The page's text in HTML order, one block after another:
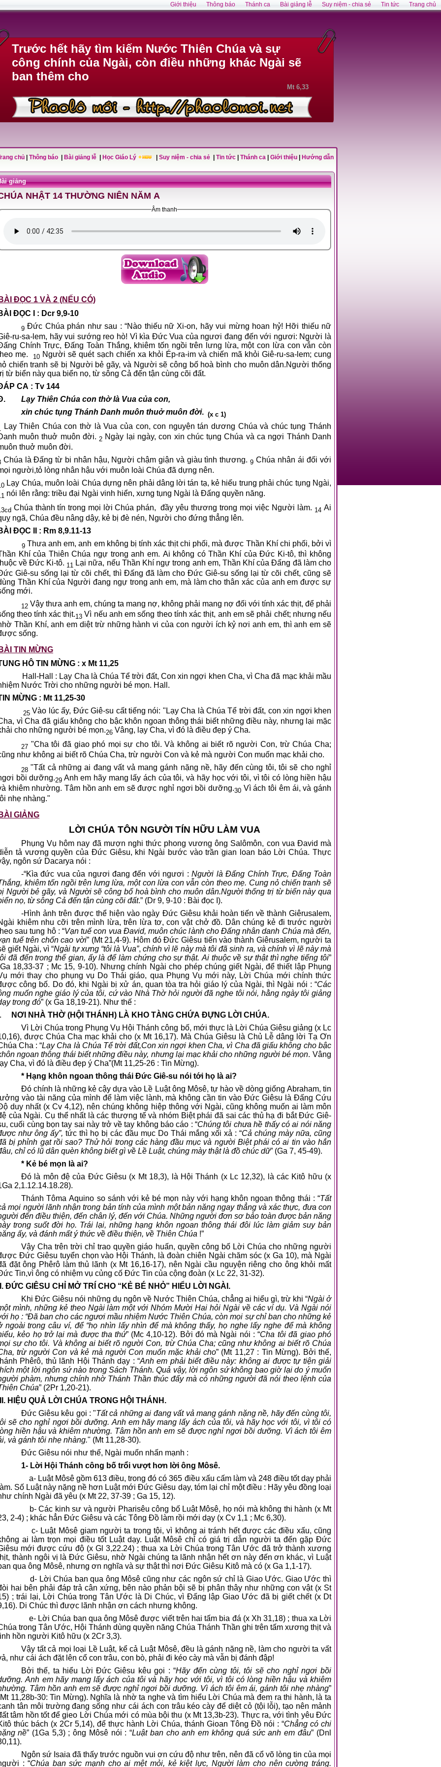
Trước hết hãy tìm kiếm Nước Thiên Chúa và sự
công chính của Ngài, còn điều những khác Ngài sẽ
ban thêm cho
Mt 6,33
chủ Thông báo Bài giảng lễ Học Giáo Lý Suy niệm - chia sẻ Tin tức Thánh ca Giới thiệu Hướng dẫn
giảng
NHẬT 14 THƯỜNG NIÊN NĂM A
Âm thanh
ĐỌC 1 VÀ 2 (NẾU CÓ)
ĐỌC I : Dcr 9,9-10
9 Đức Chúa phán như sau : “Nào thiếu nữ Xi-on, hãy vui mừng hoan hỷ! Hỡi thiếu nữ
ru-sa-lem, hãy vui sướng reo hò! Vì kìa Đức Vua của ngươi đang đến với ngươi: Người là
Chính Trực, Đấng Toàn Thắng, khiêm tốn ngồi trên lưng lừa, một con lừa con vẫn còn
mẹ.
10 Người sẽ quét sạch chiến xa khỏi Ép-ra-im và chiến mã khỏi Giê-ru-sa-lem; cung
chiến tranh sẽ bị Người bẻ gãy, và Người sẽ công bố hoà bình cho muôn dân.Người thống
từ biển này qua biển nọ, từ sông Cả đến tận cùng cõi đất.
CA : Tv 144
Lạy Thiên Chúa con thờ là Vua của con,
xin chúc tụng Thánh Danh muôn thuở muôn đời. (x c 1)
Lạy Thiên Chúa con thờ là Vua của con, con nguyện tán dương Chúa và chúc tụng Thánh
muôn thuở muôn đời. 2 Ngày lại ngày, con xin chúc tụng Chúa và ca ngợi Thánh Danh
thuở muôn đời.
Chúa là Đấng từ bi nhân hậu, Người chậm giận và giàu tình thương. 9 Chúa nhân ái đối với
người,tỏ lòng nhân hậu với muôn loài Chúa đã dựng nên.
Lạy Chúa, muôn loài Chúa dựng nên phải dâng lời tán tạ, kẻ hiếu trung phải chúc tụng Ngài,
nói lên rằng: triều đại Ngài vinh hiển, xưng tụng Ngài là Đấng quyền năng.
Chúa thành tín trong mọi lời Chúa phán, đầy yêu thương trong mọi việc Người làm. 14 Ai
ngã, Chúa đều nâng dậy, kẻ bị đè nén, Người cho đứng thẳng lên.
ĐỌC II : Rm 8,9.11-13
9 Thưa anh em, anh em không bị tính xác thịt chi phối, mà được Thần Khí chi phối, bởi vì
Khí của Thiên Chúa ngự trong anh em. Ai không có Thần Khí của Đức Ki-tô, thì không
về Đức Ki-tô. 11 Lại nữa, nếu Thần Khí ngự trong anh em, Thần Khí của Đấng đã làm cho
Giê-su sống lại từ cõi chết, thì Đấng đã làm cho Đức Giê-su sống lại từ cõi chết, cũng sẽ
Thần Khí của Người đang ngự trong anh em, mà làm cho thân xác của anh em được sự
mới.
12 Vậy thưa anh em, chúng ta mang nợ, không phải mang nợ đối với tính xác thịt, để phải
theo tính xác thịt.13 Vì nếu anh em sống theo tính xác thịt, anh em sẽ phải chết; nhưng nếu
Thần Khí, anh em diệt trừ những hành vi của con người ích kỷ nơi anh em, thì anh em sẽ
sống.
TIN MỪNG
HÔ TIN MỪNG : x Mt 11,25
Hall-Hall : Lạy Cha là Chúa Tể trời đất, Con xin ngợi khen Cha, vì Cha đã mạc khải mầu
Nước Trời cho những người bé mọn. Hall.
MỪNG : Mt 11,25-30
25 Vào lúc ấy, Đức Giê-su cất tiếng nói: "Lạy Cha là Chúa Tể trời đất, con xin ngợi khen
vì Cha đã giấu không cho bậc khôn ngoan thông thái biết những điều này, nhưng lại mặc
cho những người bé mọn.26 Vâng, lạy Cha, vì đó là điều đẹp ý Cha.
27 "Cha tôi đã giao phó mọi sự cho tôi. Và không ai biết rõ người Con, trừ Chúa Cha;
như không ai biết rõ Chúa Cha, trừ người Con và kẻ mà người Con muốn mạc khải cho.
28 "Tất cả những ai đang vất vả mang gánh nặng nề, hãy đến cùng tôi, tôi sẽ cho nghỉ
bồi dưỡng.29 Anh em hãy mang lấy ách của tôi, và hãy học với tôi, vì tôi có lòng hiền hậu
khiêm nhường. Tâm hồn anh em sẽ được nghỉ ngơi bồi dưỡng.30 Vì ách tôi êm ái, và gánh
nhẹ nhàng."
GIẢNG
LỜI CHÚA TÔN NGƯỜI TÍN HỮU LÀM VUA
Phụng Vụ hôm nay đã mượn nghi thức phong vương ông Salômôn, con vua Đavid mà
tả vương quyền của Đức Giêsu, khi Ngài bước vào trần gian loan báo Lời Chúa. Thực
ngôn sứ Dacarya nói :
-“Kìa đức vua của ngươi đang đến với ngươi : Người là Đấng Chính Trực, Đấng Toàn
khiêm tốn ngồi trên lưng lừa, một con lừa con vẫn còn theo mẹ. Cung nỏ chiến tranh sẽ
Người bẻ gãy, và Người sẽ công bố hoà bình cho muôn dân.Người thống trị từ biển này qua
nọ, từ sông Cả đến tận cùng cõi đất.” (Dr 9, 9-10 : Bài đọc I).
-Hình ảnh trên được thể hiện vào ngày Đức Giêsu khải hoàn tiến về thành Giêrusalem,
khiêm nhu cỡi trên mình lừa, trên lừa tơ, con vật chở đồ. Dân chúng kẻ đi trước người
sau tung hô : “Vạn tuế con vua Đavid, muôn chúc lành cho Đấng nhân danh Chúa mà đến,
tuế trên chốn cao vời” (Mt 21,4-9). Hôm đó Đức Giêsu tiến vào thành Giêrusalem, người ta
giết Ngài, vì “Ngài tự xưng “tôi là Vua”, chính vì lẽ này mà tôi đã sinh ra, và chính vì lẽ này mà
đã đến trong thế gian, ấy là để làm chứng cho sự thật. Ai thuộc về sự thật thì nghe tiếng tôi”
18,33-37 ; Mc 15, 9-10). Nhưng chính Ngài cho phép chúng giết Ngài, để thiết lập Phụng
mới thay cho phụng vụ Do Thái giáo, qua Phụng Vụ mới này, Lời Chúa mới chính thức
công bố. Do đó, khi Ngài bị xử án, quan tòa tra hỏi giáo lý của Ngài, thì Ngài nói : “Các
muốn nghe giáo lý của tôi, cứ vào Nhà Thờ hỏi người đã nghe tôi nói, hằng ngày tôi giảng
trong đó” (x Ga 18,19-21). Như thế :
NƠI NHÀ THỜ (HỘI THÁNH) LÀ KHO TÀNG CHỨA ĐỰNG LỜI CHÚA.
Vì Lời Chúa trong Phụng Vụ Hội Thánh công bố, mới thực là Lời Chúa Giêsu giảng (x Lc
được Chúa Cha mạc khải cho (x Mt 16,17). Mà Chúa Giêsu là Chủ Lễ dâng lời Tạ Ơn
Cha : “Lạy Cha là Chúa Tể trời đất,Con xin ngợi khen Cha, vì Cha đã giấu không cho bậc
ngoan thông thái biết những điều này, nhưng lại mạc khải cho những người bé mọn. Vâng
Cha, vì đó là điều đẹp ý Cha”(Mt 11,25-26 : Tin Mừng).
* Hạng khôn ngoan thông thái Đức Giê-su nói tới họ là ai?
Đó chính là những kẻ cậy dựa vào Lề Luật ông Môsê, tự hào về dòng giống Abraham, tin
vào tài năng của mình để làm việc lành, mà không cần tin vào Đức Giêsu là Đấng Cứu
duy nhất (x Cv 4,12), nên chúng không hiệp thông với Ngài, cũng không muốn ai làm môn
của Ngài. Cụ thể nhất là các thượng tế và nhóm Biệt phái đã sai các thủ hạ đi bắt Đức Giê-
cuối cùng bọn tay sai này trở về tay không báo cáo : “Chúng tôi chưa hề thấy có ai nói năng
như ông ấy”, tức thì họ bị các đầu mục Do Thái mắng xối xả : “Cả chúng mày nữa, cũng
bị phỉnh gạt rồi sao? Thử hỏi trong các hàng đầu mục và người Biệt phái có ai tin vào hắn
chỉ có lũ dân quèn không biết gì về Lề Luật, chúng mày thật là đồ chúc dữ” (Ga 7, 45-49).
* Kẻ bé mọn là ai?
Đó là môn đệ của Đức Giêsu (x Mt 18,3), là Hội Thánh (x Lc 12,32), là các Kitô hữu (x
2,1.12.14.18.28).
Thánh Tôma Aquino so sánh với kẻ bé mọn này với hạng khôn ngoan thông thái : “Tất
mọi người lãnh nhận trong bản tính của mình một bản năng ngay thẳng và xác thực, đưa con
đến điều thiện, đến chân lý, đến với Chúa. Những người đơn sơ bảo toàn được bản năng
trong suốt đời họ. Trái lại, những hạng khôn ngoan thông thái đôi lúc làm giảm suy bản
ấy, và đánh mất ý thức về điều thiện, về Thiên Chúa !”
Vậy Cha trên trời chỉ trao quyền giáo huấn, quyền công bố Lời Chúa cho những người
Đức Giêsu tuyển chọn vào Hội Thánh, là đoàn chiên Ngài chăm sóc (x Ga 10), mà Ngài
đặt ông Phêrô làm thủ lãnh (x Mt 16,16-17), nên Ngài cầu nguyện riêng cho ông khỏi mất
Tin,vì ông có nhiệm vụ củng cố Đức Tin của cộng đoàn (x Lc 22, 31-32).
ĐỨC GIÊSU CHỈ MỞ TRÍ CHO “KẺ BÉ NHỎ” HIỂU LỜI NGÀI.
Khi Đức Giêsu nói những dụ ngôn về Nước Thiên Chúa, chẳng ai hiểu gì, trừ khi “Ngài ở
mình, những kẻ theo Ngài làm một với Nhóm Mười Hai hỏi Ngài về các ví dụ. Và Ngài nói
họ : “Đã ban cho các ngươi mầu nhiệm Nước Thiên Chúa, còn mọi sự chỉ ban cho những kẻ
ngoài trong câu ví, để “họ nhìn lấy nhìn để mà không thấy, họ nghe lấy nghe để mà không
kẻo họ trở lại mà được tha thứ” (Mc 4,10-12). Bởi đó mà Ngài nói : “Cha tôi đã giao phó
sự cho tôi. Và không ai biết rõ người Con, trừ Chúa Cha; cũng như không ai biết rõ Chúa
trừ người Con và kẻ mà người Con muốn mặc khải cho” (Mt 11,27 : Tin Mừng). Bởi thế,
Phêrô, thủ lãnh Hội Thánh dạy : “Anh em phải biết điều này: không ai được tự tiện giải
một lời ngôn sứ nào trong Sách Thánh. Quả vậy, lời ngôn sứ không bao giờ lại do ý muốn
phàm, nhưng chính nhờ Thánh Thần thúc đẩy mà có những người đã nói theo lệnh của
Chúa” (2Pr 1,20-21).
HIỆU QUẢ LỜI CHÚA TRONG HỘI THÁNH.
Đức Giêsu kêu gọi : "Tất cả những ai đang vất vả mang gánh nặng nề, hãy đến cùng tôi,
sẽ cho nghỉ ngơi bồi dưỡng. Anh em hãy mang lấy ách của tôi, và hãy học với tôi, vì tôi có
hiền hậu và khiêm nhường. Tâm hồn anh em sẽ được nghỉ ngơi bồi dưỡng. Vì ách tôi êm
và gánh tôi nhẹ nhàng." (Mt 11,28-30).
Đức Giêsu nói như thế, Ngài muốn nhấn mạnh :
1- Lời Hội Thánh công bố trổi vượt hơn lời ông Môsê.
a- Luật Môsê gồm 613 điều, trong đó có 365 điều xấu cấm làm và 248 điều tốt dạy phải
Số Luật này nặng nề hơn Luật mới Đức Giêsu dạy, tóm lại chỉ một điều : Hãy yêu đồng loại
chính Ngài đã yêu (x Mt 22, 37-39 ; Ga 15, 12).
b- Các kinh sư và người Pharisêu công bố Luật Môsê, họ nói mà không thi hành (x Mt
2-4) ; khác hẳn Đức Giêsu và các Tông Đồ làm rồi mới dạy (x Cv 1,1 ; Mc 6,30).
c- Luật Môsê giam người ta trong tội, vì không ai tránh hết được các điều xấu, cũng
ai làm trọn mọi điều tốt Luật dạy. Luật Môsê chỉ có giá trị dẫn người ta đến gặp Đức
mới được cứu độ (x Gl 3,22.24) ; thua xa Lời Chúa trong Tân Ước đã trở thành xương
thành ngôi vị là Đức Giêsu, nhờ Ngài chúng ta lãnh nhận hết ơn này đến ơn khác, vì Luật
qua ông Môsê, nhưng ơn nghĩa và sự thật thì nơi Đức Giêsu Kitô mà có (x Ga 1,1-17).
d- Lời Chúa ban qua ông Môsê cũng như các ngôn sứ chỉ là Giao Ước. Giao Ước thì
hai bên phải đáp trả cân xứng, bên nào phản bội sẽ bị phân thây như những con vật (x St
; trái lại, Lời Chúa trong Tân Ước là Di Chúc, vì Đấng lập Giao Ước đã bị giết chết (x Dt
Di Chúc thì được lãnh nhận ơn cách nhưng không.
e- Lời Chúa ban qua ông Môsê được viết trên hai tấm bia đá (x Xh 31,18) ; thua xa Lời
trong Tân Ước, Hội Thánh dùng quyền năng Chúa Thánh Thần ghi trên tấm xương thịt và
hồn người Kitô hữu (x 2Cr 3,3).
Vậy tất cả mọi loại Lề Luật, kể cả Luật Môsê, đều là gánh nặng nề, làm cho người ta vất
như cái ách đặt lên cổ con trâu, con bò, phải đi kéo cày mà vẫn bị đánh đập!
Bởi thế, ta hiểu Lời Đức Giêsu kêu gọi : “Hãy đến cùng tôi, tôi sẽ cho nghỉ ngơi bồi
Anh em hãy mang lấy ách của tôi và hãy học với tôi, vì tôi có lòng hiền hậu và khiêm
Tâm hồn anh em sẽ được nghỉ ngơi bồi dưỡng. Vì ách tôi êm ái, gánh tôi nhẹ nhàng”
11,28b-30: Tin Mừng). Nghĩa là nhờ ta nghe và tìm hiểu Lời Chúa mà đem ra thi hành, là ta
tân môi trường đang sống như cái ách con trâu kéo cày để diệt cỏ (tội lỗi), tạo nên mảnh
tâm hồn tốt để gieo Lời Chúa mới có mùa bội thu (x Mt 13,3b-23). Thực ra, với tình yêu Đức
thúc bách (x 2Cr 5,14), để thực hành Lời Chúa, thánh Gioan Tông Đồ nói : “Chẳng có chi
nề” (1Ga 5,3) ; ông Môsê nói : “Luật ban cho anh em không quá sức anh em đâu” (Dnl
Ngôn sứ Isaia đã thấy trước nguồn vui ơn cứu độ như trên, nên đã cổ võ lòng tin của mọi
: “Chúa ban sức mạnh cho ai mệt mỏi, kẻ kiệt lực, Người làm cho nên cường tráng.
Trang chủ
Tin tức
Suy niệm - chia sẻ
Bài giảng lễ
Thánh ca
Thông báo
Giới thiệu